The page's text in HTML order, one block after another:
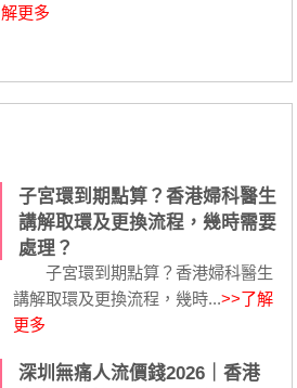
解更多
子宮環到期點算？香港婦科醫生
講解取環及更換流程，幾時需要
處理？
子宮環到期點算？香港婦科醫生
講解取環及更換流程，幾時...>>了解
更多
深圳無痛人流價錢2026｜香港